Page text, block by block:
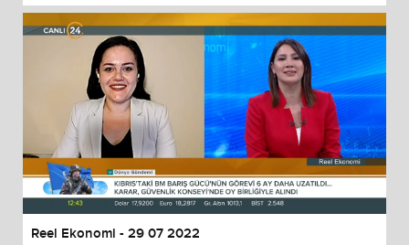
Reel Ekonomi - 29 07 2022